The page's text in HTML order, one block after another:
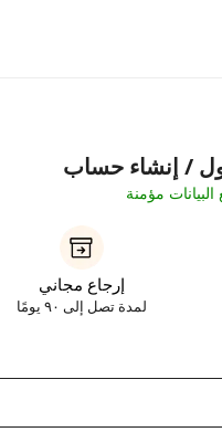
/ إنشاء حساب
البيانات مؤمنة
إرجاع مجاني
لمدة تصل إلى ٩٠ يومًا